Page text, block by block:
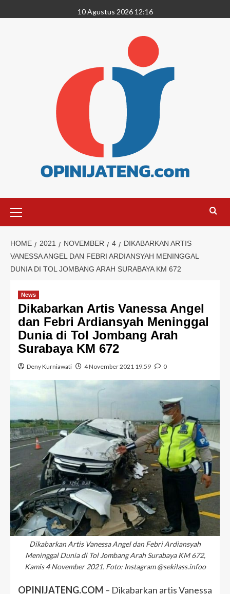
10 Agustus 2026 12:16
HOME 2021 NOVEMBER 4
DIKABARKAN ARTIS
VANESSA ANGEL DAN FEBRI ARDIANSYAH MENINGGAL
DUNIA DI TOL JOMBANG ARAH SURABAYA KM 672
News
Dikabarkan Artis Vanessa Angel
dan Febri Ardiansyah Meninggal
Dunia di Tol Jombang Arah
Surabaya KM 672
Deny Kurniawati 4 November 2021 19:59 0
Dikabarkan Artis Vanessa Angel dan Febri Ardiansyah
Meninggal Dunia di Tol Jombang Arah Surabaya KM 672,
Kamis 4 November 2021. Foto: Instagram @sekilass.infoo
OPINIJATENG.COM – Dikabarkan artis Vanessa